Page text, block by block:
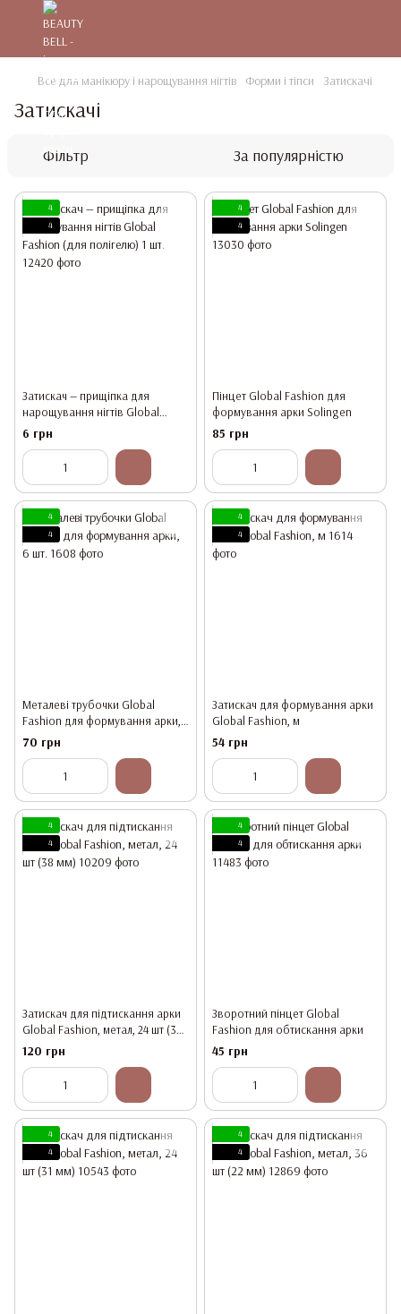
Все для манікюру і нарощування нігтів Форми і тіпси Затискачі
Затискачі
Фільтр За популярністю
4
4
Затискач — прищіпка для
нарощування нігтів Global
Fashion (для полігелю) 1 шт.
6 грн
4
4
Пінцет Global Fashion для
формування арки Solingen
85 грн
4
4
Металеві трубочки Global
Fashion для формування арки,
6 шт.
70 грн
4
4
Затискач для формування арки
Global Fashion, м
54 грн
4
4
Затискач для підтискання арки
Global Fashion, метал, 24 шт (38
мм)
120 грн
4
4
Зворотний пінцет Global
Fashion для обтискання арки
45 грн
4
4
4
4